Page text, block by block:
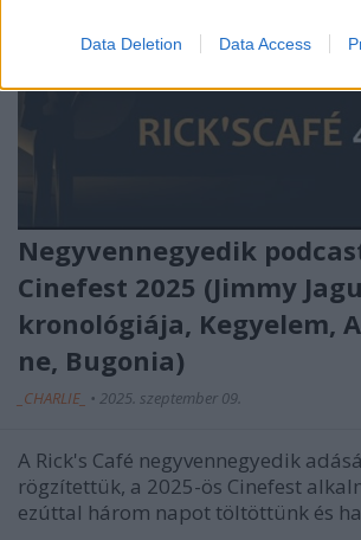
Data Deletion Data Access
Negyvennegyedik
Cinefest 2025 (Jimmy
kronológiája, Kegyelem,
ne, Bugonia)
_CHARLIE_ • 2025. szeptember 09.
A Rick's Café negyvennegyedik
rögzítettük, a 2025-ös Cinefest
ezúttal három napot töltöttünk és